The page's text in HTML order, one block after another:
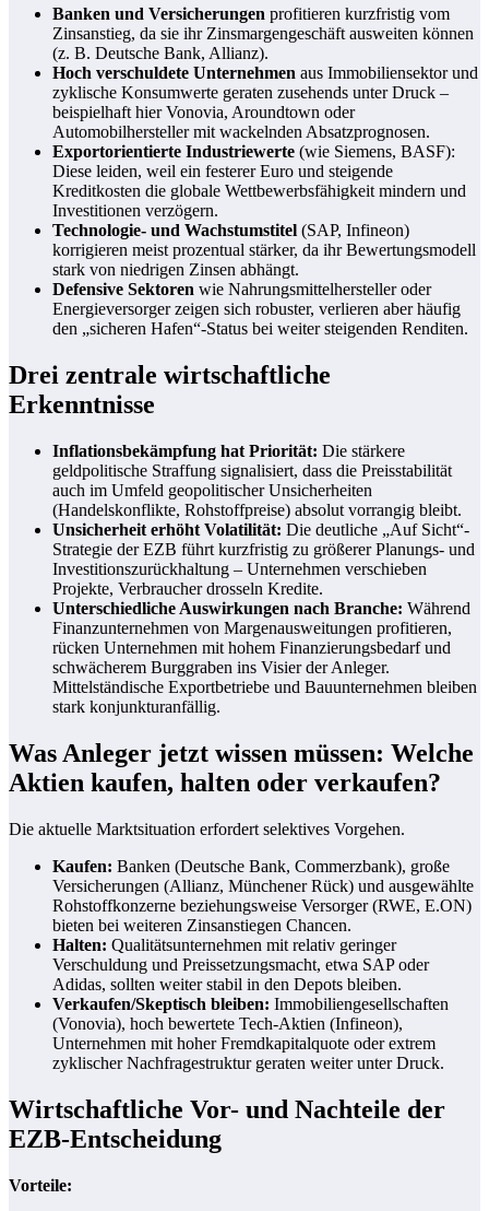
Banken und Versicherungen profitieren kurzfristig vom
Zinsanstieg, da sie ihr Zinsmargengeschäft ausweiten können
(z. B. Deutsche Bank, Allianz).
Hoch verschuldete Unternehmen aus Immobiliensektor und
zyklische Konsumwerte geraten zusehends unter Druck –
beispielhaft hier Vonovia, Aroundtown oder
Automobilhersteller mit wackelnden Absatzprognosen.
Exportorientierte Industriewerte (wie Siemens, BASF):
Diese leiden, weil ein festerer Euro und steigende
Kreditkosten die globale Wettbewerbsfähigkeit mindern und
Investitionen verzögern.
Technologie- und Wachstumstitel (SAP, Infineon)
korrigieren meist prozentual stärker, da ihr Bewertungsmodell
stark von niedrigen Zinsen abhängt.
Defensive Sektoren wie Nahrungsmittelhersteller oder
Energieversorger zeigen sich robuster, verlieren aber häufig
den „sicheren Hafen“-Status bei weiter steigenden Renditen.
Drei zentrale wirtschaftliche
Erkenntnisse
Inflationsbekämpfung hat Priorität: Die stärkere
geldpolitische Straffung signalisiert, dass die Preisstabilität
auch im Umfeld geopolitischer Unsicherheiten
(Handelskonflikte, Rohstoffpreise) absolut vorrangig bleibt.
Unsicherheit erhöht Volatilität: Die deutliche „Auf Sicht“-
Strategie der EZB führt kurzfristig zu größerer Planungs- und
Investitionszurückhaltung – Unternehmen verschieben
Projekte, Verbraucher drosseln Kredite.
Unterschiedliche Auswirkungen nach Branche: Während
Finanzunternehmen von Margenausweitungen profitieren,
rücken Unternehmen mit hohem Finanzierungsbedarf und
schwächerem Burggraben ins Visier der Anleger.
Mittelständische Exportbetriebe und Bauunternehmen bleiben
stark konjunkturanfällig.
Was Anleger jetzt wissen müssen: Welche
Aktien kaufen, halten oder verkaufen?
Die aktuelle Marktsituation erfordert selektives Vorgehen.
Kaufen: Banken (Deutsche Bank, Commerzbank), große
Versicherungen (Allianz, Münchener Rück) und ausgewählte
Rohstoffkonzerne beziehungsweise Versorger (RWE, E.ON)
bieten bei weiteren Zinsanstiegen Chancen.
Halten: Qualitätsunternehmen mit relativ geringer
Verschuldung und Preissetzungsmacht, etwa SAP oder
Adidas, sollten weiter stabil in den Depots bleiben.
Verkaufen/Skeptisch bleiben: Immobiliengesellschaften
(Vonovia), hoch bewertete Tech-Aktien (Infineon),
Unternehmen mit hoher Fremdkapitalquote oder extrem
zyklischer Nachfragestruktur geraten weiter unter Druck.
Wirtschaftliche Vor- und Nachteile der
EZB-Entscheidung
Vorteile: